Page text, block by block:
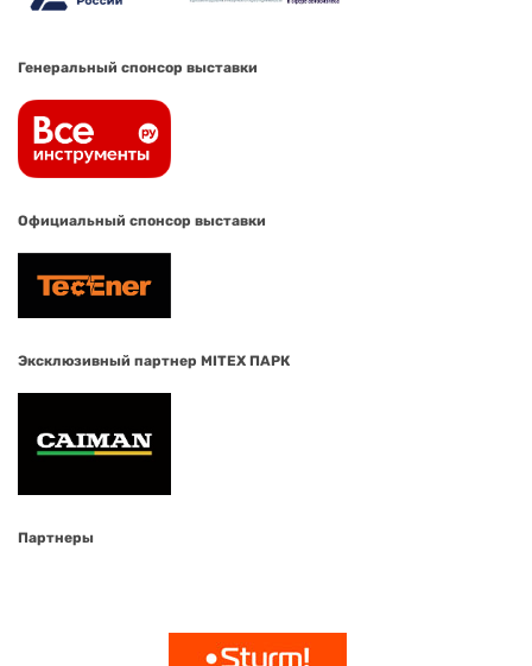
Генеральный спонсор выставки
Официальный спонсор выставки
Эксклюзивный партнер MITEX ПАРК
Партнеры